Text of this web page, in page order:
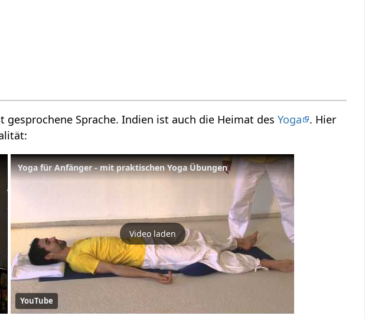
gesprochene Sprache. Indien ist auch die Heimat desYoga
. Hier
Yoga für Anfänger - mit praktischen Yoga Übungen
Video laden
YouTube